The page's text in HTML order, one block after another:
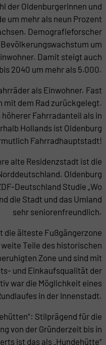
der Oldenburgerinnen und
um mehr als neun Prozent
Demografieforscher
um
Damit steigt auch
2040 um mehr als 5.000.
als Einwohner. Fast
mit dem Rad zurückgelegt.
höherer Fahrradanteil als in
Hollands ist Oldenburg
Fahrradhauptstadt!
alte Residenzstadt ist die
Oldenburg
Deutschland Studie „Wo
die Stadt und das Umland
sehr seniorenfreundlich.
die älteste Fußgängerzone
Teile des historischen
Zone und sind mit
und Einkaufsqualität der
war die Möglichkeit eines
in der Innenstadt.
Stilprägend für die
von der Gründerzeit bis in
ist das als „Hundehütte“